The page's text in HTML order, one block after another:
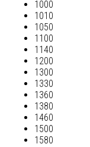
1000
1010
1050
1100
1140
1200
1300
1330
1360
1380
1460
1500
1580